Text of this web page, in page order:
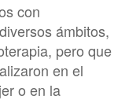
con
ámbitos,
pero que
en el
o en la